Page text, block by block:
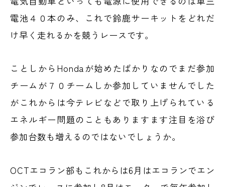
電池４０本のみ、これで鈴鹿サーキットをどれだ
け早く走れるかを競うレースです。
ことしからHondaが始めたばかりなのでまだ参加
チームが７０チームしか参加していませんでした
がこれからは今テレビなどで取り上げられている
エネルギー問題のこともありますます注目を浴び
参加台数も増えるのではないでしょうか。
OCTエコラン部もこれからは6月はエコランでエン